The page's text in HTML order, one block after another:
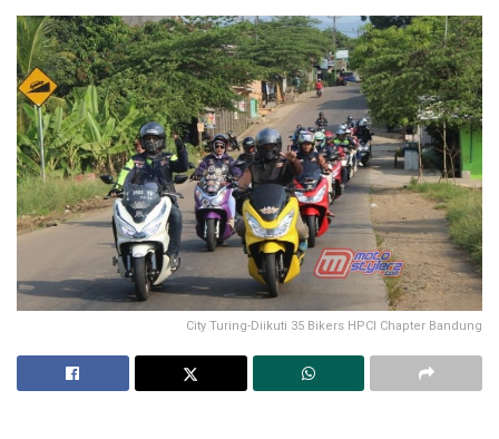
City Turing-Diikuti 35 Bikers HPCI Chapter Bandung